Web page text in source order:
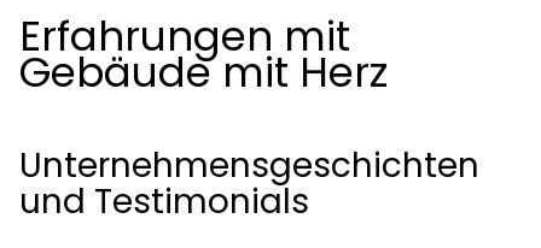
Erfahrungen mit
Gebäude mit Herz
Unternehmensgeschichten
und Testimonials